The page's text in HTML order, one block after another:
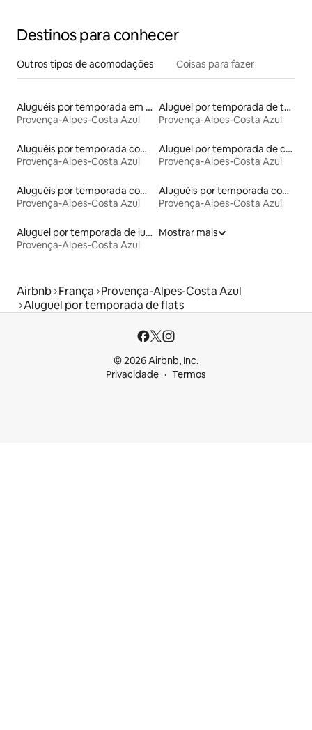
Destinos para conhecer
Outros tipos de acomodações Coisas para fazer
Aluguéis por temporada em hotéis-fazenda
Provença-Alpes-Costa Azul
Aluguel por temporada de torres
Provença-Alpes-Costa Azul
Aluguéis por temporada com banheira de hidromassagem
Provença-Alpes-Costa Azul
Aluguel por temporada de casas na terra
Provença-Alpes-Costa Azul
Aluguéis por temporada com banheira
Provença-Alpes-Costa Azul
Aluguéis por temporada com caiaque
Provença-Alpes-Costa Azul
Aluguel por temporada de iurtas
Provença-Alpes-Costa Azul
Mostrar mais
Airbnb França Provença-Alpes-Costa Azul
Aluguel por temporada de flats
© 2026 Airbnb, Inc.
Privacidade
Termos